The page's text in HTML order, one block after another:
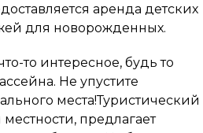
аренда детских
для новорожденных.
то интересное, будь то
Не упустите
места!Туристический
предлагает